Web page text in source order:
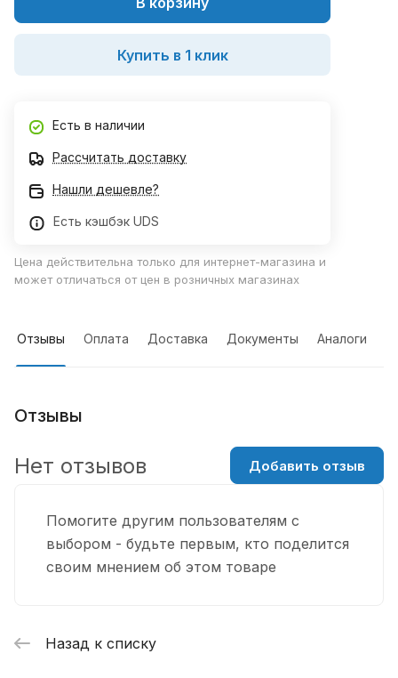
Купить в 1 клик
Есть в наличии
Рассчитать доставку
Нашли дешевле?
Есть кэшбэк UDS
Цена действительна только для интернет-магазина и
может отличаться от цен в розничных магазинах
Отзывы Оплата Доставка Документы Аналоги
Отзывы
Помогите другим пользователям с
выбором - будьте первым, кто поделится
своим мнением об этом товаре
Нет отзывов Добавить отзыв
Назад к списку